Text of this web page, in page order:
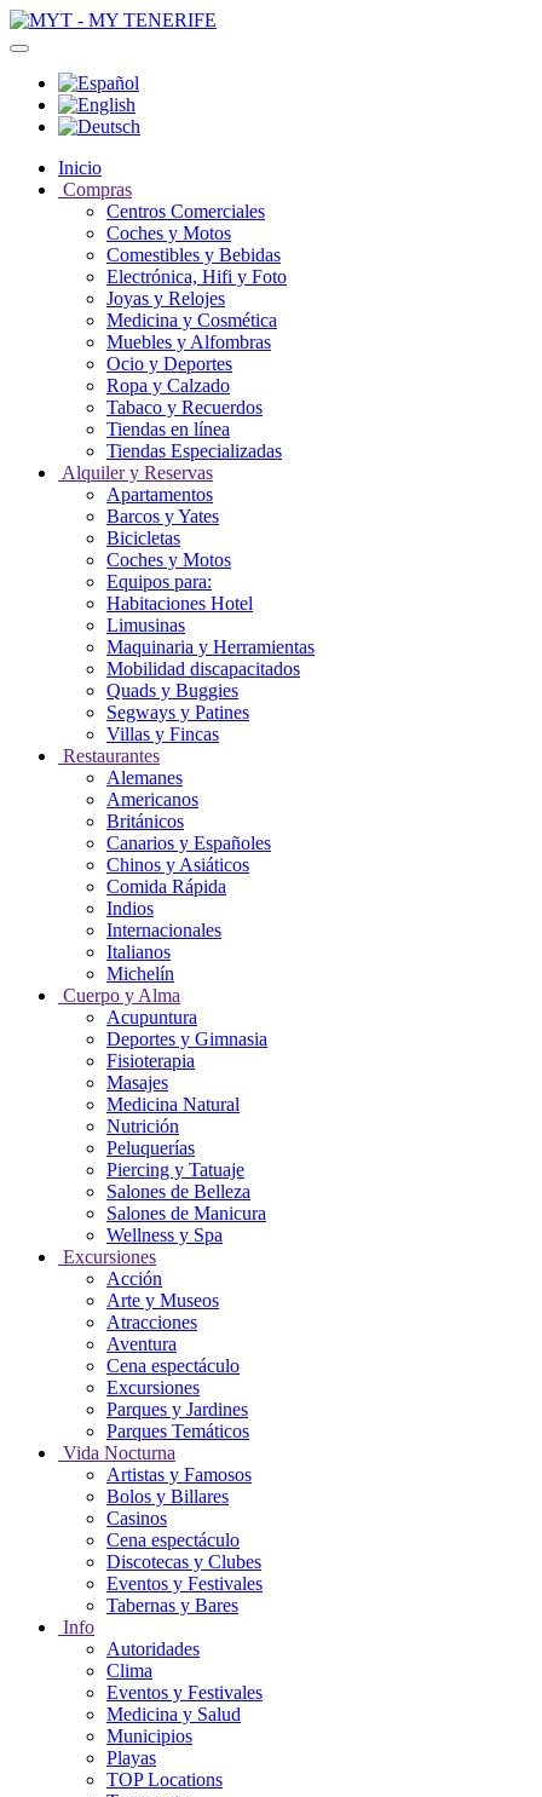
Inicio
Compras
Centros Comerciales
Coches y Motos
Comestibles y Bebidas
Electrónica, Hifi y Foto
Joyas y Relojes
Medicina y Cosmética
Muebles y Alfombras
Ocio y Deportes
Ropa y Calzado
Tabaco y Recuerdos
Tiendas en línea
Tiendas Especializadas
Alquiler y Reservas
Apartamentos
Barcos y Yates
Bicicletas
Coches y Motos
Equipos para:
Habitaciones Hotel
Limusinas
Maquinaria y Herramientas
Mobilidad discapacitados
Quads y Buggies
Segways y Patines
Villas y Fincas
Restaurantes
Alemanes
Americanos
Británicos
Canarios y Españoles
Chinos y Asiáticos
Comida Rápida
Indios
Internacionales
Italianos
Michelín
Cuerpo y Alma
Acupuntura
Deportes y Gimnasia
Fisioterapia
Masajes
Medicina Natural
Nutrición
Peluquerías
Piercing y Tatuaje
Salones de Belleza
Salones de Manicura
Wellness y Spa
Excursiones
Acción
Arte y Museos
Atracciones
Aventura
Cena espectáculo
Excursiones
Parques y Jardines
Parques Temáticos
Vida Nocturna
Artistas y Famosos
Bolos y Billares
Casinos
Cena espectáculo
Discotecas y Clubes
Eventos y Festivales
Tabernas y Bares
Info
Autoridades
Clima
Eventos y Festivales
Medicina y Salud
Municipios
Playas
TOP Locations